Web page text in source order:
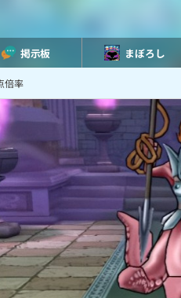
掲示板 まぼろし
倍率